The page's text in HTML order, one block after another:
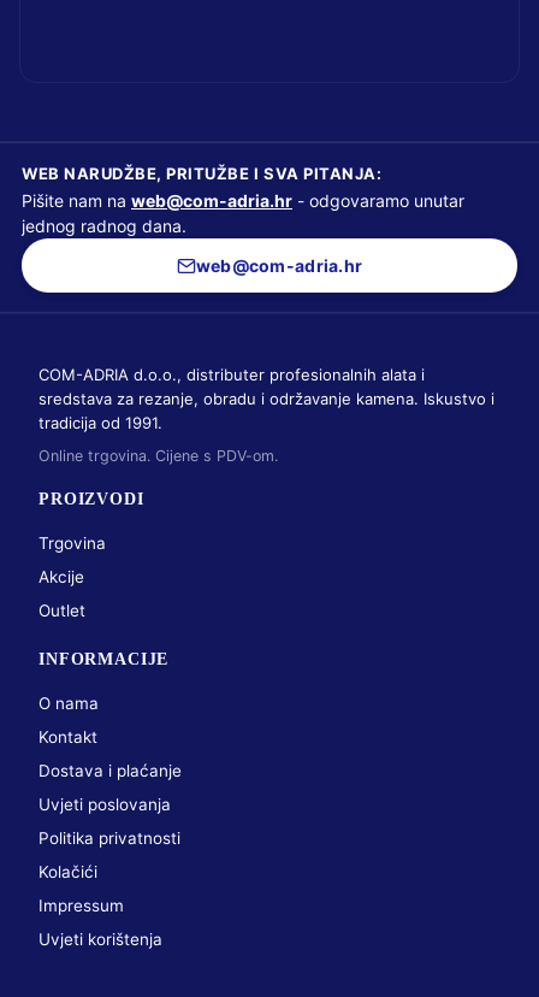
WEB NARUDŽBE, PRITUŽBE I SVA PITANJA:
Pišite nam na web@com-adria.hr - odgovaramo unutar
jednog radnog dana.
web@com-adria.hr
COM-ADRIA d.o.o., distributer profesionalnih alata i
sredstava za rezanje, obradu i održavanje kamena. Iskustvo i
tradicija od 1991.
Online trgovina. Cijene s PDV-om.
PROIZVODI
Trgovina
Akcije
Outlet
INFORMACIJE
O nama
Kontakt
Dostava i plaćanje
Uvjeti poslovanja
Politika privatnosti
Kolačići
Impressum
Uvjeti korištenja